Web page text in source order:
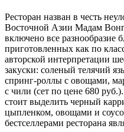
Ресторан назван в честь
Восточной Азии Мадам
включено все
приготовленных как по
авторской интерпретации
закуски: соленый телячий
спринг-роллы с овощами,
с чили (сет по цене 680
стоит выделить черный
цыпленком, овощами и
бестселлерами ресторана